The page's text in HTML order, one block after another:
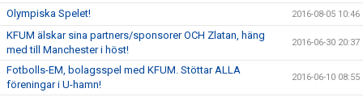
Olympiska Spelet! 2016-08-05 10:46
KFUM älskar sina partners/sponsorer OCH Zlatan, häng
med till Manchester i höst!
2016-06-30 20:37
Fotbolls-EM, bolagsspel med KFUM. Stöttar ALLA
föreningar i U-hamn!
2016-06-10 08:55